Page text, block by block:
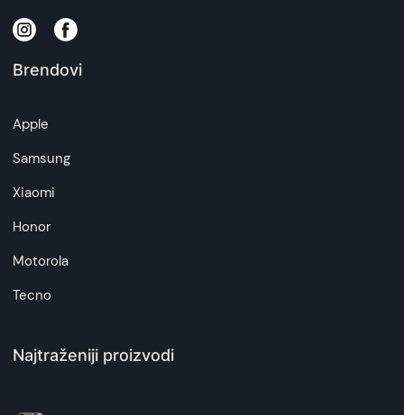
Brendovi
Apple
Samsung
Xiaomi
Honor
Motorola
Tecno
Najtraženiji proizvodi